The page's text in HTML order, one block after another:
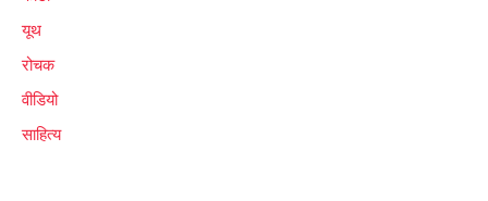
यूथ
रोचक
वीडियो
साहित्य